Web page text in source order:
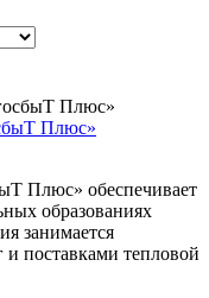
Плюс»
Плюс» обеспечивает
образованиях
занимается
поставками тепловой